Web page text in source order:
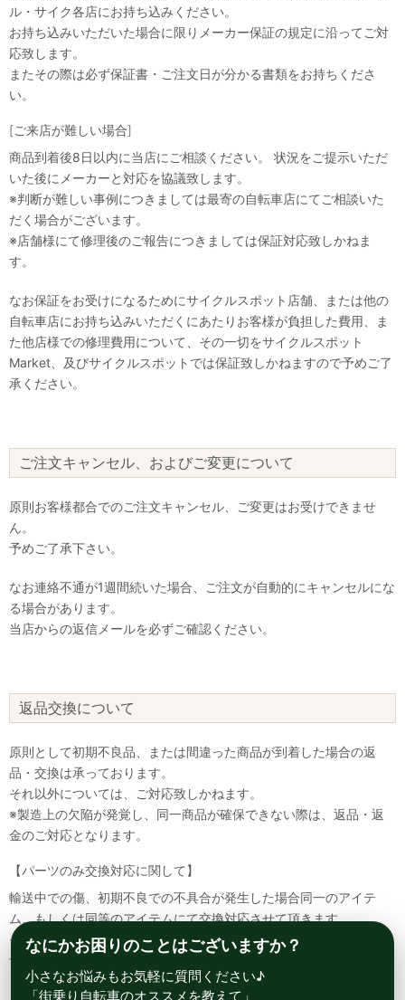
ル・サイク各店にお持ち込みください。
お持ち込みいただいた場合に限りメーカー保証の規定に沿ってご対
応致します。
またその際は必ず保証書・ご注文日が分かる書類をお持ちくださ
い。
[ご来店が難しい場合]
商品到着後8日以内に当店にご相談ください。 状況をご提示いただ
いた後にメーカーと対応を協議致します。
※判断が難しい事例につきましては最寄の自転車店にてご相談いた
だく場合がございます。
※店舗様にて修理後のご報告につきましては保証対応致しかねま
す。
なお保証をお受けになるためにサイクルスポット店舗、または他の
自転車店にお持ち込みいただくにあたりお客様が負担した費用、ま
た他店様での修理費用について、その一切をサイクルスポット
Market、及びサイクルスポットでは保証致しかねますので予めご了
承ください。
ご注文キャンセル、およびご変更について
原則お客様都合でのご注文キャンセル、ご変更はお受けできませ
ん。
予めご了承下さい。
なお連絡不通が1週間続いた場合、ご注文が自動的にキャンセルにな
る場合があります。
当店からの返信メールを必ずご確認ください。
返品交換について
原則として初期不良品、または間違った商品が到着した場合の返
品・交換は承っております。
それ以外については、ご対応致しかねます。
※製造上の欠陥が発覚し、同一商品が確保できない際は、返品・返
金のご対応となります。
【パーツのみ交換対応に関して】
輸送中での傷、初期不良での不具合が発生した場合同一のアイテ
ム、もしくは同等のアイテムにて交換対応させて頂きます。
その場合該当部品を着払いにて返送して頂く必要が御座いますので
予めご了承ください。
なにかお困りのことはございますか？
小さなお悩みもお気軽に質問ください♪
「街乗り自転車のオススメを教えて」